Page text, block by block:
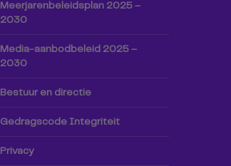
Meerjarenbeleidsplan 2025 –
2030
Media-aanbodbeleid 2025 –
2030
Bestuur en directie
Gedragscode Integriteit
Privacy